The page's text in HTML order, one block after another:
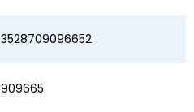
3528709096652
909665